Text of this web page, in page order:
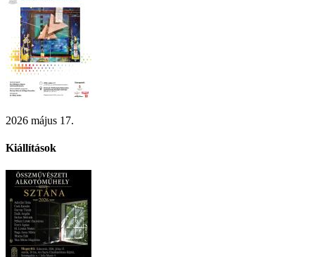
2026 május 17.
Kiállítások